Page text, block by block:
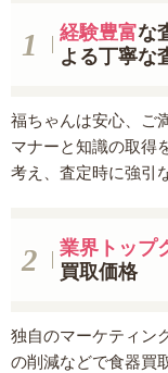
経験豊富な
よる丁寧な
福ちゃんは安心、ご
マナーと知識の取得
考え、査定時に強引
業界トップ
買取価格
独自のマーケティン
の削減などで食器買